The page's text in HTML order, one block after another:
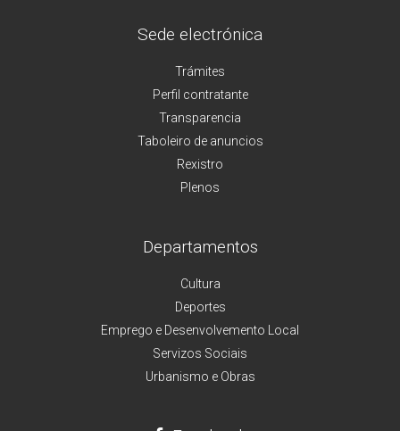
Sede electrónica
Trámites
Perfil contratante
Transparencia
Taboleiro de anuncios
Rexistro
Plenos
Departamentos
Cultura
Deportes
Emprego e Desenvolvemento Local
Servizos Sociais
Urbanismo e Obras